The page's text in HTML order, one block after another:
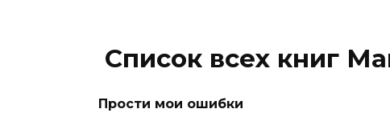
Список всех книг
Прости мои ошибки